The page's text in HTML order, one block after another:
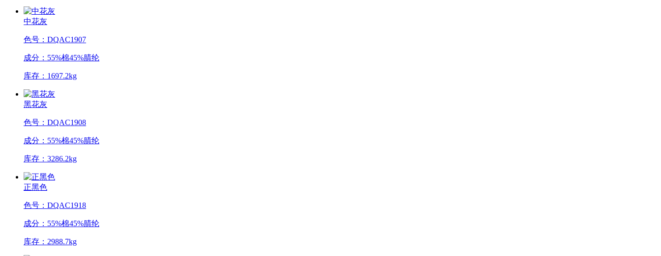
中花灰
色号：DQAC1907
成分：55%棉45%腈纶
库存：1697.2kg
黑花灰
色号：DQAC1908
成分：55%棉45%腈纶
库存：3286.2kg
正黑色
色号：DQAC1918
成分：55%棉45%腈纶
库存：2988.7kg